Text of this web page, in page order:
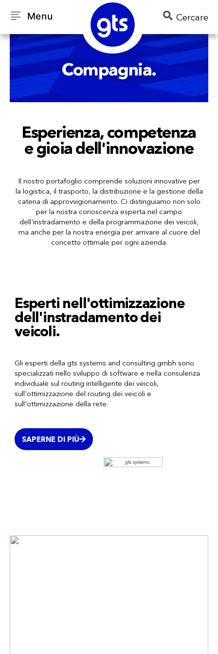
Menu Cercare
Compagnia.
Esperienza, competenza
e gioia dell'innovazione
Il nostro portafoglio comprende soluzioni innovative per
la logistica, il trasporto, la distribuzione e la gestione della
catena di approvvigionamento. Ci distinguiamo non solo
per la nostra conoscenza esperta nel campo
dell'instradamento e della programmazione dei veicoli,
ma anche per la nostra energia per arrivare al cuore del
concetto ottimale per ogni azienda.
Esperti nell'ottimizzazione
dell'instradamento dei
veicoli.
Gli esperti della gts systems and consulting gmbh sono
specializzati nello sviluppo di software e nella consulenza
individuale sul routing intelligente dei veicoli,
sull'ottimizzazione del routing dei veicoli e
sull'ottimizzazione della rete.
SAPERNE DI PIÙ